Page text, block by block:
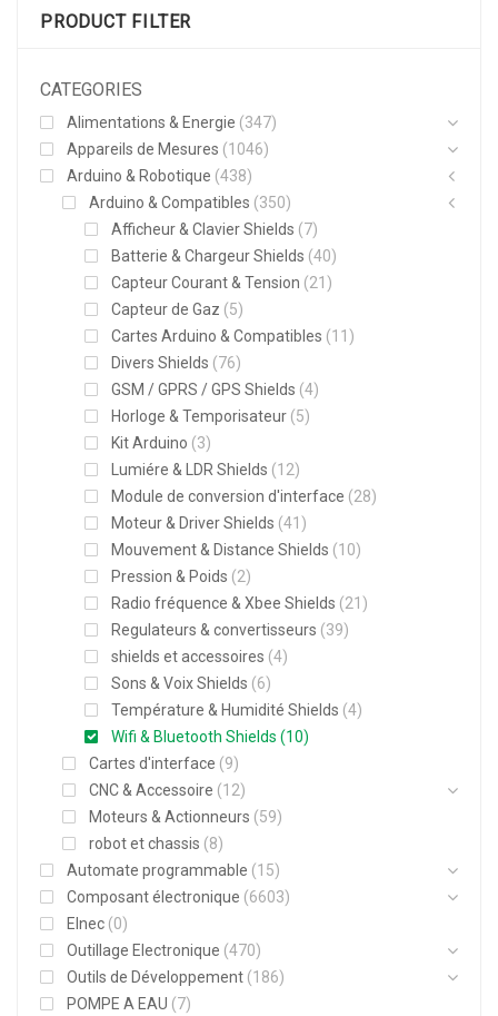
PRODUCT FILTER
CATEGORIES
Alimentations & Energie (347)
Appareils de Mesures (1046)
Arduino & Robotique (438)
Arduino & Compatibles (350)
Afficheur & Clavier Shields (7)
Batterie & Chargeur Shields (40)
Capteur Courant & Tension (21)
Capteur de Gaz (5)
Cartes Arduino & Compatibles (11)
Divers Shields (76)
GSM / GPRS / GPS Shields (4)
Horloge & Temporisateur (5)
Kit Arduino (3)
Lumiére & LDR Shields (12)
Module de conversion d'interface (28)
Moteur & Driver Shields (41)
Mouvement & Distance Shields (10)
Pression & Poids (2)
Radio fréquence & Xbee Shields (21)
Regulateurs & convertisseurs (39)
shields et accessoires (4)
Sons & Voix Shields (6)
Température & Humidité Shields (4)
Wifi & Bluetooth Shields (10)
Cartes d'interface (9)
CNC & Accessoire (12)
Moteurs & Actionneurs (59)
robot et chassis (8)
Automate programmable (15)
Composant électronique (6603)
Elnec (0)
Outillage Electronique (470)
Outils de Développement (186)
POMPE A EAU (7)